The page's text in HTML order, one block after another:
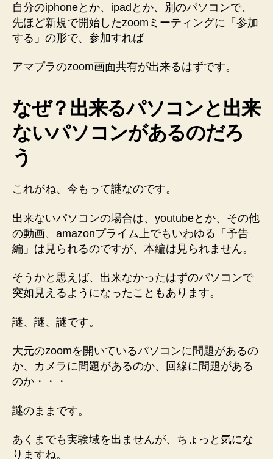
自分のiphoneとか、ipadとか、別のパソコンで、
先ほど新規で開始したzoomミーティングに「参加
する」の形で、参加すれば
アマプラのzoom画面共有が出来るはずです。
なぜ？出来るパソコンと出来
ないパソコンがあるのだろ
う
これがね、今もって謎なのです。
出来ないパソコンの場合は、youtubeとか、その他
の動画、amazonプライム上でもいわゆる「予告
編」は見られるのですが、本編は見られません。
そうかと思えば、出来なかったはずのパソコンで
突如見えるようになったこともあります。
謎、謎、謎です。
大元のzoomを開いているパソコンに問題があるの
か、カメラに問題があるのか、回線に問題がある
のか・・・
謎のままです。
あくまでも実験域を出ませんが、ちょっと気にな
りますね。